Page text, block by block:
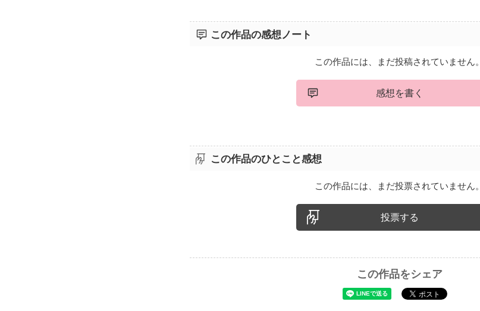
この作品の感想ノート
この作品には、まだ投稿されていません。
感想を書く
この作品のひとこと感想
この作品には、まだ投票されていません。
投票する
この作品をシェア